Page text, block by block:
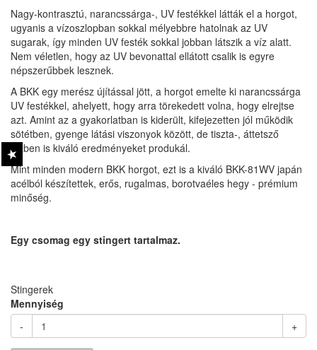
Nagy-kontrasztú, narancssárga-, UV festékkel látták el a horgot,
ugyanis a vízoszlopban sokkal mélyebbre hatolnak az UV
sugarak, így minden UV festék sokkal jobban látszik a víz alatt.
Nem véletlen, hogy az UV bevonattal ellátott csalik is egyre
népszerűbbek lesznek.
A BKK egy merész újítással jött, a horgot emelte ki narancssárga
UV festékkel, ahelyett, hogy arra törekedett volna, hogy elrejtse
azt. Amint az a gyakorlatban is kiderült, kifejezetten jól működik
sötétben, gyenge látási viszonyok között, de tiszta-, áttetsző
vízben is kiváló eredményeket produkál.
Mint minden modern BKK horgot, ezt is a kiváló BKK-81WV japán
acélból készítettek, erős, rugalmas, borotvaéles hegy - prémium
minőség.
Egy csomag egy stingert tartalmaz.
Stingerek
Mennyiség
-
+